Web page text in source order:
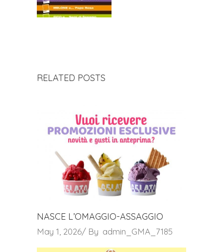
RELATED POSTS
NASCE L’OMAGGIO-ASSAGGIO
May 1, 2026 By admin_GMA_7185